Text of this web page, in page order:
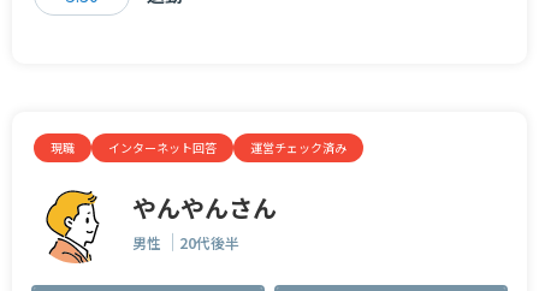
現職 インターネット回答 運営チェック済み
やんやんさん
男性 20代後半